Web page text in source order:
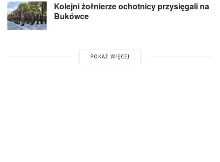
Kolejni żołnierze ochotnicy przysięgali na
Bukówce
POKAŻ WIĘCEJ